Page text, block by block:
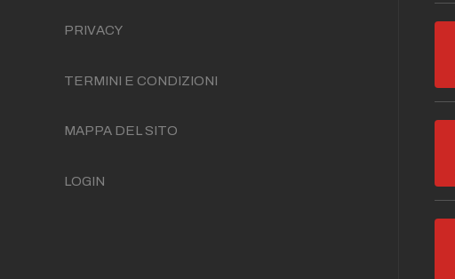
PRIVACY
TERMINI E CONDIZIONI
MAPPA DEL SITO
LOGIN